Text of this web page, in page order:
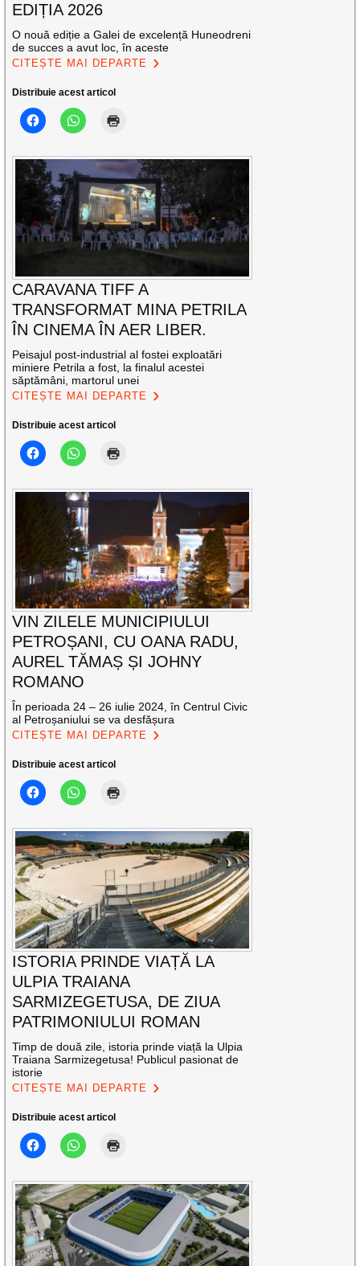
EDIȚIA 2026
O nouă ediție a Galei de excelență Huneodreni
de succes a avut loc, în aceste
CITEȘTE MAI DEPARTE
Distribuie acest articol
CARAVANA TIFF A
TRANSFORMAT MINA PETRILA
ÎN CINEMA ÎN AER LIBER.
Peisajul post-industrial al fostei exploatări
miniere Petrila a fost, la finalul acestei
săptămâni, martorul unei
CITEȘTE MAI DEPARTE
Distribuie acest articol
VIN ZILELE MUNICIPIULUI
PETROȘANI, CU OANA RADU,
AUREL TĂMAȘ ȘI JOHNY
ROMANO
În perioada 24 – 26 iulie 2024, în Centrul Civic
al Petroșaniului se va desfășura
CITEȘTE MAI DEPARTE
Distribuie acest articol
ISTORIA PRINDE VIAȚĂ LA
ULPIA TRAIANA
SARMIZEGETUSA, DE ZIUA
PATRIMONIULUI ROMAN
Timp de două zile, istoria prinde viață la Ulpia
Traiana Sarmizegetusa! Publicul pasionat de
istorie
CITEȘTE MAI DEPARTE
Distribuie acest articol